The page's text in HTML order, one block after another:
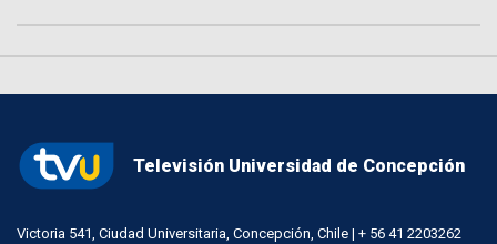
Televisión Universidad de Concepción
Victoria 541, Ciudad Universitaria, Concepción, Chile | + 56 41 2203262